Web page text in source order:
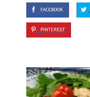
FACEBOOK
PINTEREST